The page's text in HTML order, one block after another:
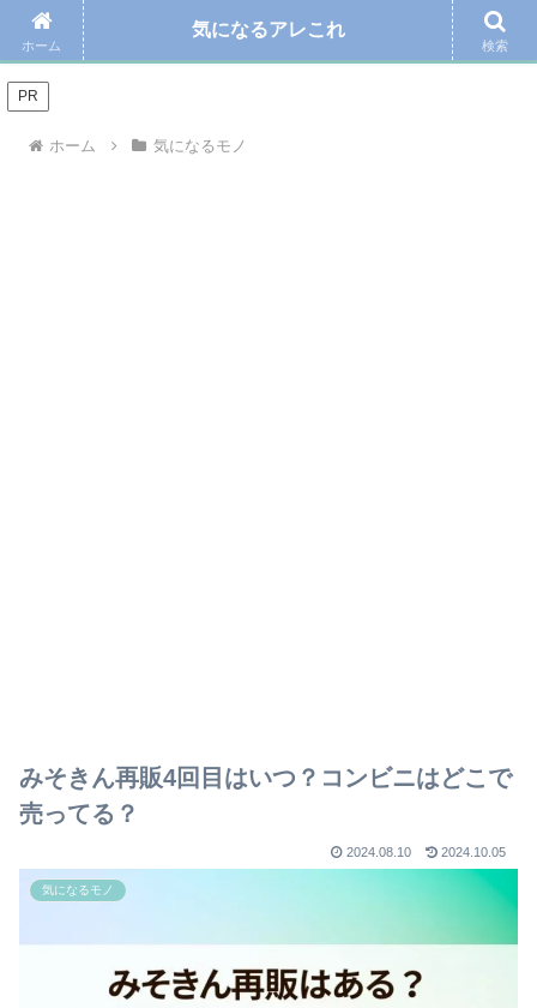
＼Amazonの毎日お得なタイムセール☆こちらから／
PR
ホーム 気になるモノ
みそきん再販4回目はいつ？コンビニはどこで
売ってる？
2024.08.10 2024.10.05
気になるモノ
ホーム
気になるアレこれ
検索